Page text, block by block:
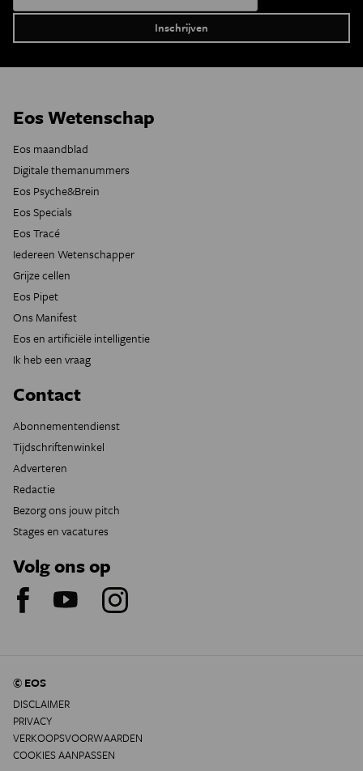
Eos Wetenschap
Eos maandblad
Digitale themanummers
Eos Psyche&Brein
Eos Specials
Eos Tracé
Iedereen Wetenschapper
Grijze cellen
Eos Pipet
Ons Manifest
Eos en artificiële intelligentie
Ik heb een vraag
Contact
Abonnementendienst
Tijdschriftenwinkel
Adverteren
Redactie
Bezorg ons jouw pitch
Stages en vacatures
Volg ons op
© EOS
DISCLAIMER
PRIVACY
VERKOOPSVOORWAARDEN
COOKIES AANPASSEN